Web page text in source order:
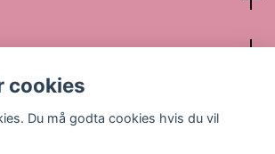
cookies
Du må godta cookies hvis du vil